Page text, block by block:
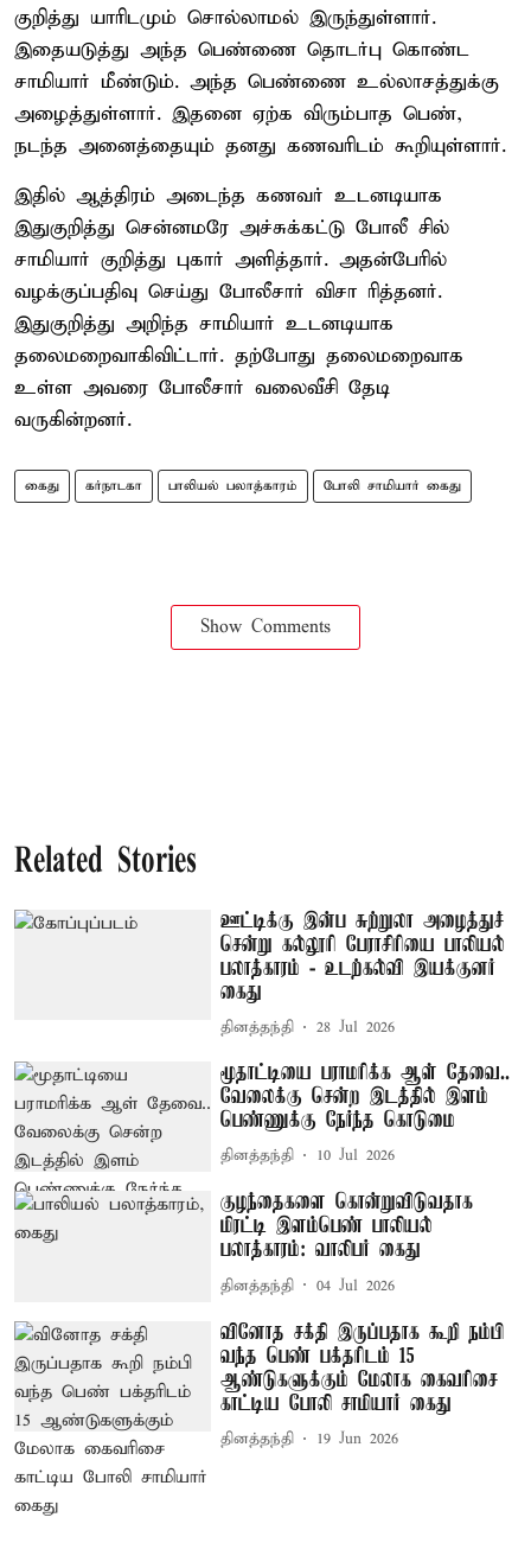
குறித்து யாரிடமும் சொல்லாமல் இருந்துள்ளார்.
இதையடுத்து அந்த பெண்ணை தொடர்பு கொண்ட
சாமியார் மீண்டும். அந்த பெண்ணை உல்லாசத்துக்கு
அழைத்துள்ளார். இதனை ஏற்க விரும்பாத பெண்,
நடந்த அனைத்தையும் தனது கணவரிடம் கூறியுள்ளார்.
இதில் ஆத்திரம் அடைந்த கணவர் உடனடியாக
இதுகுறித்து சென்னமரே அச்சுக்கட்டு போலீ சில்
சாமியார் குறித்து புகார் அளித்தார். அதன்பேரில்
வழக்குப்பதிவு செய்து போலீசார் விசா ரித்தனர்.
இதுகுறித்து அறிந்த சாமியார் உடனடியாக
தலைமறைவாகிவிட்டார். தற்போது தலைமறைவாக
உள்ள அவரை போலீசார் வலைவீசி தேடி
வருகின்றனர்.
கைது கர்நாடகா பாலியல் பலாத்காரம் போலி சாமியார் கைது
Show Comments
Related Stories
ஊட்டிக்கு இன்ப சுற்றுலா அழைத்துச்
சென்று கல்லூரி பேராசிரியை பாலியல்
பலாத்காரம் - உடற்கல்வி இயக்குனர்
கைது
தினத்தந்தி 28 Jul 2026
மூதாட்டியை பராமரிக்க ஆள் தேவை..
வேலைக்கு சென்ற இடத்தில் இளம்
பெண்ணுக்கு நேர்ந்த கொடுமை
தினத்தந்தி 10 Jul 2026
குழந்தைகளை கொன்றுவிடுவதாக
மிரட்டி இளம்பெண் பாலியல்
பலாத்காரம்: வாலிபர் கைது
தினத்தந்தி 04 Jul 2026
வினோத சக்தி இருப்பதாக கூறி நம்பி
வந்த பெண் பக்தரிடம் 15
ஆண்டுகளுக்கும் மேலாக கைவரிசை
காட்டிய போலி சாமியார் கைது
தினத்தந்தி 19 Jun 2026